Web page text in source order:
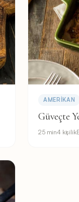
AMERIKAN
Güveçte
25 min4 kişilik